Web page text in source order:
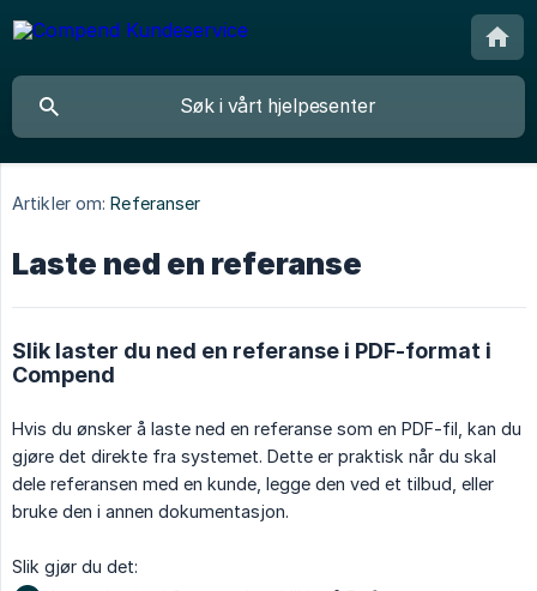
Artikler om: Referanser
Laste ned en referanse
Slik laster du ned en referanse i PDF-format i
Compend
Hvis du ønsker å laste ned en referanse som en PDF-fil, kan du
gjøre det direkte fra systemet. Dette er praktisk når du skal
dele referansen med en kunde, legge den ved et tilbud, eller
bruke den i annen dokumentasjon.
Slik gjør du det: